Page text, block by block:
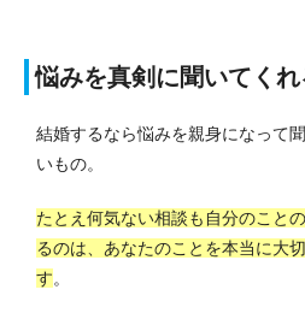
悩みを真剣に聞いてくれ
結婚するなら悩みを親身になって
いもの。
たとえ何気ない相談も自分のこと
るのは、あなたのことを本当に大
す。